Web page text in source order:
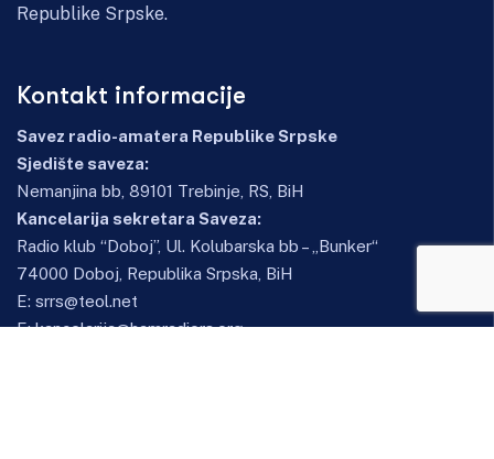
Republike Srpske.
Kontakt informacije
Savez radio-amatera Republike Srpske
Sjedište saveza:
Nemanjina bb, 89101 Trebinje, RS, BiH
Kancelarija sekretara Saveza:
Radio klub “Doboj”, Ul. Kolubarska bb – „Bunker“
74000 Doboj, Republika Srpska, BiH
E: srrs@teol.net
E:kancelarija@hamradiors.org